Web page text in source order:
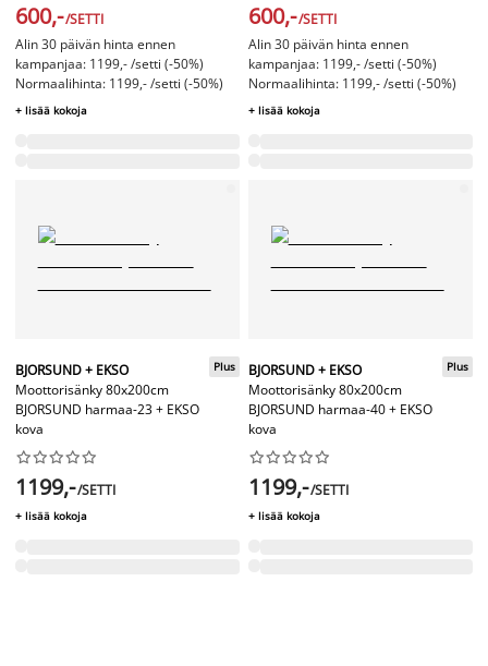
600,-/SETTI
Alin 30 päivän hinta ennen
kampanjaa: 1199,- /setti (-50%)
Normaalihinta: 1199,- /setti (-50%)
+ lisää kokoja
600,-/SETTI
Alin 30 päivän hinta ennen
kampanjaa: 1199,- /setti (-50%)
Normaalihinta: 1199,- /setti (-50%)
+ lisää kokoja
BJORSUND + EKSO
Moottorisänky 80x200cm
BJORSUND harmaa-23 + EKSO
kova
Plus






1199,-/SETTI
+ lisää kokoja
BJORSUND + EKSO
Moottorisänky 80x200cm
BJORSUND harmaa-40 + EKSO
kova
Plus






1199,-/SETTI
+ lisää kokoja